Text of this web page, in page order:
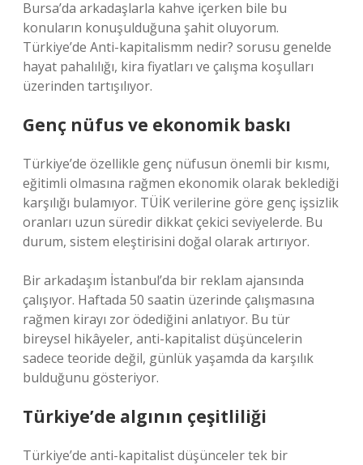
Bursa’da arkadaşlarla kahve içerken bile bu
konuların konuşulduğuna şahit oluyorum.
Türkiye’de Anti-kapitalismm nedir? sorusu genelde
hayat pahalılığı, kira fiyatları ve çalışma koşulları
üzerinden tartışılıyor.
Genç nüfus ve ekonomik baskı
Türkiye’de özellikle genç nüfusun önemli bir kısmı,
eğitimli olmasına rağmen ekonomik olarak beklediği
karşılığı bulamıyor. TÜİK verilerine göre genç işsizlik
oranları uzun süredir dikkat çekici seviyelerde. Bu
durum, sistem eleştirisini doğal olarak artırıyor.
Bir arkadaşım İstanbul’da bir reklam ajansında
çalışıyor. Haftada 50 saatin üzerinde çalışmasına
rağmen kirayı zor ödediğini anlatıyor. Bu tür
bireysel hikâyeler, anti-kapitalist düşüncelerin
sadece teoride değil, günlük yaşamda da karşılık
bulduğunu gösteriyor.
Türkiye’de algının çeşitliliği
Türkiye’de anti-kapitalist düşünceler tek bir